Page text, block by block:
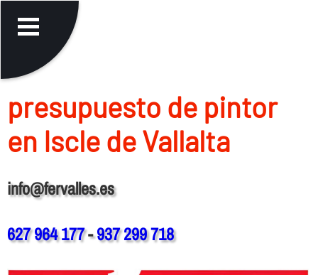
presupuesto de pintor
en Iscle de Vallalta
info@fervalles.es
627 964 177-937 299 718